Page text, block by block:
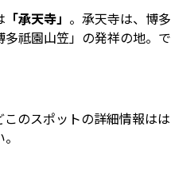
「承天寺」 。承天寺は、博多
祗園山笠」の発祥の地。で
のスポットの詳細情報はは